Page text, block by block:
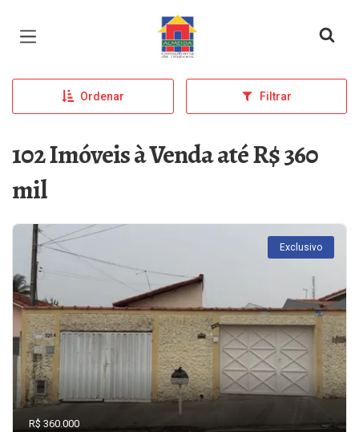
Página inicial
Ordenar Filtrar
102 Imóveis à Venda até R$ 360
mil
Exclusivo
R$ 360.000